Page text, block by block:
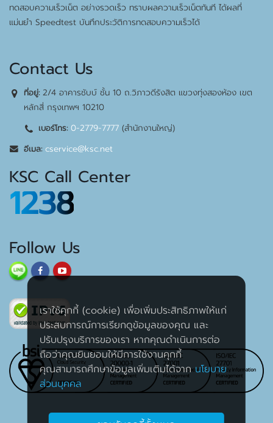
ทดสอบความเร็วเน็ต อย่างรวดเร็ว ทราบผลความเร็วเน็ตทันที ได้ผลที่
แม่นยำ Speedtest บันทึกประวัติการทดสอบความเร็วได้
Contact Us
ที่อยู่:2/4 อาคารชับบ์ ชั้น 10 ถ.วิภาวดีรังสิต แขวงทุ่งสองห้อง เขต
หลักสี่ กรุงเทพฯ 10210
เบอร์โทร: 0-2779-7777 (สำนักงานใหญ่)
อีเมล: cservice@ksc.net
KSC Call Center
1238
Follow Us
เราใช้คุกกี้ (cookie) เพื่อเพิ่มประสิทธิภาพให้แก่
ประสบการณ์การเรียกดูข้อมูลของคุณ และ
ปรับปรุงบริการของเรา หากคุณดำเนินการต่อ
ถือว่าคุณยินยอมให้มีการใช้งานคุกกี้
คุณสามารถศึกษาข้อมูลเพิ่มเติมได้จากนโยบาย
ส่วนบุคคล